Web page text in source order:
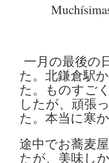
一月の最後の
た。北鎌倉駅
た。ものすご
したが、頑張
た。本当に寒
途中でお蕎麦
たが、美味し